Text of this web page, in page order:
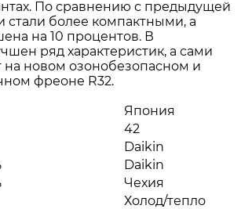
По сравнению с предыдущей
стали более компактными, а
на 10 процентов. В
ряд характеристик, а сами
на новом озонобезопасном и
фреоне R32.
Япония
42
Daikin
Daikin
Чехия
Холод/тепло